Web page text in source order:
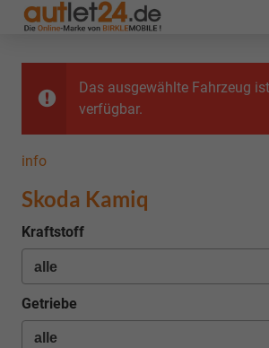
Das ausgewählte Fahrzeug
verfügbar.
info
Skoda Kamiq
Kraftstoff
Getriebe